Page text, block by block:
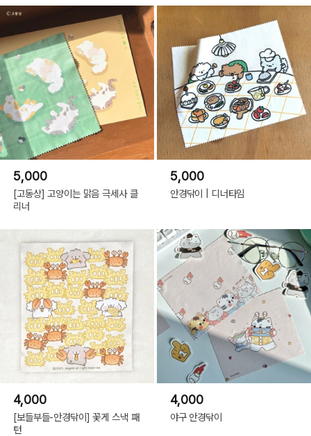
5,000
[고동상] 고양이는 맑음 극세사 클
리너
5,000
안경닦이 | 디너타임
4,000
[보들부들-안경닦이] 꽃게 스낵 패
턴
4,000
야구 안경닦이